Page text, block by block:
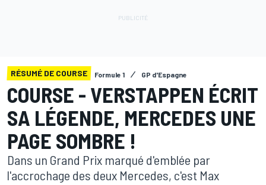
RÉSUMÉ DE COURSE Formule 1 GP d'Espagne
COURSE - VERSTAPPEN ÉCRIT
SA LÉGENDE, MERCEDES UNE
PAGE SOMBRE !
Dans un Grand Prix marqué d'emblée par
l'accrochage des deux Mercedes, c'est Max